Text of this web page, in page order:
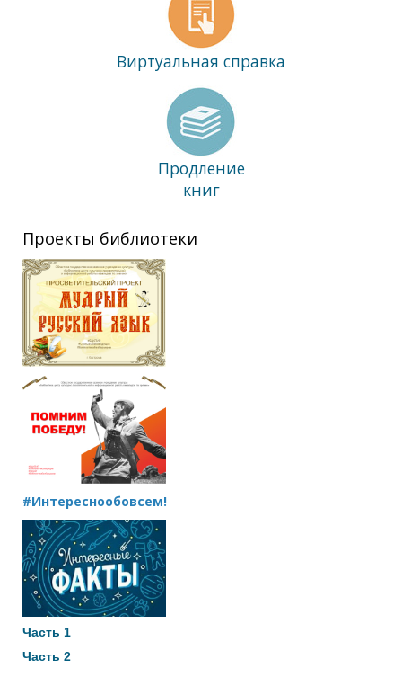
Виртуальная справка
Продление
книг
Проекты библиотеки
#Интереснообовсем!
Часть 1
Часть 2